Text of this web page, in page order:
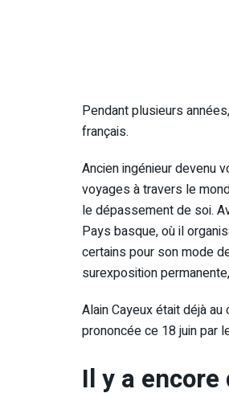
Pendant plusieurs
français.
Ancien ingénieur devenu
voyages à travers le
le dépassement de soi.
Pays basque, où il
certains pour son mode
surexposition permanente,
Alain Cayeux était déjà
prononcée ce 18 juin par
Il y a